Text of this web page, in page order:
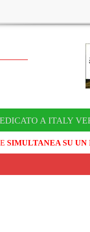
A ITALY
SIMULTANEA SU